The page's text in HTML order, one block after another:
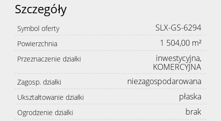
Szczegóły
Symbol oferty SLX-GS-6294
Powierzchnia 1 504,00 m²
Przeznaczenie działki
inwestycyjna,
KOMERCYJNA
Zagosp. działki niezagospodarowana
Ukształtowanie działki płaska
Ogrodzenie działki brak